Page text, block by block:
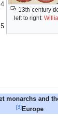
13th-century
left to right:
monarchs and
Europe
[3]